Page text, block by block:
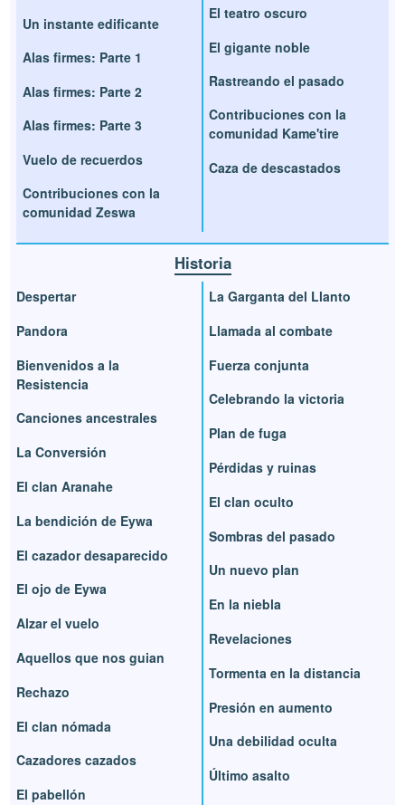
Un instante edificante
Alas firmes: Parte 1
Alas firmes: Parte 2
Alas firmes: Parte 3
Vuelo de recuerdos
Contribuciones con la
comunidad Zeswa
El teatro oscuro
El gigante noble
Rastreando el pasado
Contribuciones con la
comunidad Kame'tire
Caza de descastados
Historia
Despertar
Pandora
Bienvenidos a la
Resistencia
Canciones ancestrales
La Conversión
El clan Aranahe
La bendición de Eywa
El cazador desaparecido
El ojo de Eywa
Alzar el vuelo
Aquellos que nos guian
Rechazo
El clan nómada
Cazadores cazados
El pabellón
La Garganta del Llanto
Llamada al combate
Fuerza conjunta
Celebrando la victoria
Plan de fuga
Pérdidas y ruinas
El clan oculto
Sombras del pasado
Un nuevo plan
En la niebla
Revelaciones
Tormenta en la distancia
Presión en aumento
Una debilidad oculta
Último asalto